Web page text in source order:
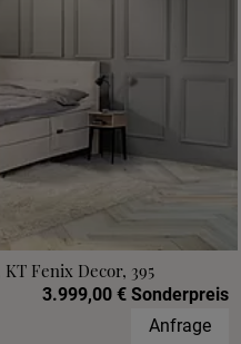
Fenix Decor, 395
3.999,00 € Sonderpreis
Anfrage